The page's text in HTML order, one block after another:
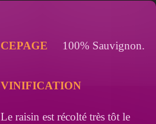
CEPAGE 100% Sauvignon.
VINIFICATION
Le raisin est récolté très tôt le